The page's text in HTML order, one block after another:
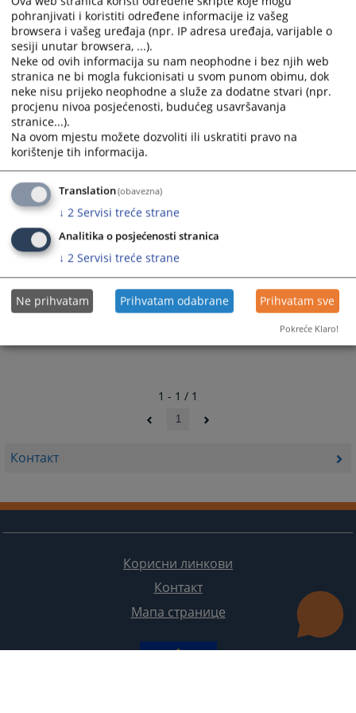
Контакт
Едиса Шикало, службеник за односе с јавношћу и протокол
+387 (0)33 704 604
vstvpress@pravosudje.ba
edisa.sikalo@pravosudje.ba
400ПРЕГЛЕДА
1 - 1 / 1
1
Корисни линкови
Контакт
Мапа странице
pohranjivati i koristiti određene informacije iz vašeg
browsera i vašeg uređaja (npr. IP adresa uređaja, varijable o
sesiji unutar browsera, ...).
Neke od ovih informacija su nam neophodne i bez njih web
stranica ne bi mogla fukcionisati u svom punom obimu, dok
neke nisu prijeko neophodne a služe za dodatne stvari (npr.
procjenu nivoa posjećenosti, budućeg usavršavanja
stranice...).
Na ovom mjestu možete dozvoliti ili uskratiti pravo na
korištenje tih informacija.
Translation(obavezna)
↓ 2 Servisi treće strane
Analitika o posjećenosti stranica
↓ 2 Servisi treće strane
Ne prihvatam Prihvatam odabrane Prihvatam sve
Pokreće Klaro!